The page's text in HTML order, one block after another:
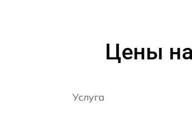
Цены
Услуга